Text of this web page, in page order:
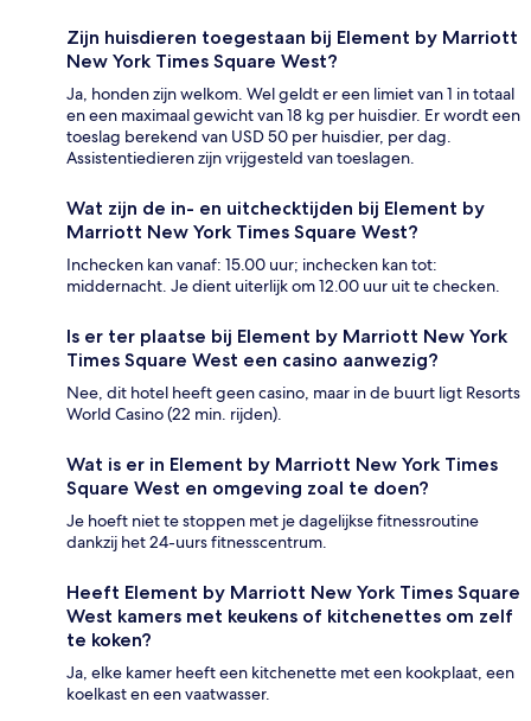
Zijn huisdieren toegestaan bij Element by Marriott
New York Times Square West?
Ja, honden zijn welkom. Wel geldt er een limiet van 1 in totaal
en een maximaal gewicht van 18 kg per huisdier. Er wordt een
toeslag berekend van USD 50 per huisdier, per dag.
Assistentiedieren zijn vrijgesteld van toeslagen.
Wat zijn de in- en uitchecktijden bij Element by
Marriott New York Times Square West?
Inchecken kan vanaf: 15.00 uur; inchecken kan tot:
middernacht. Je dient uiterlijk om 12.00 uur uit te checken.
Is er ter plaatse bij Element by Marriott New York
Times Square West een casino aanwezig?
Nee, dit hotel heeft geen casino, maar in de buurt ligt Resorts
World Casino (22 min. rijden).
Wat is er in Element by Marriott New York Times
Square West en omgeving zoal te doen?
Je hoeft niet te stoppen met je dagelijkse fitnessroutine
dankzij het 24-uurs fitnesscentrum.
Heeft Element by Marriott New York Times Square
West kamers met keukens of kitchenettes om zelf
te koken?
Ja, elke kamer heeft een kitchenette met een kookplaat, een
koelkast en een vaatwasser.